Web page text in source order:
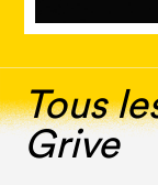
Tous
Grive